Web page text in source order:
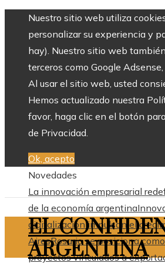
Nuestro sitio web utiliza
personalizar su experiencia y
hay). Nuestro sitio web
terceros como Google
Al usar el sitio web, usted
Hemos actualizado nuestra
favor, haga clic en el botón
de Privacidad.
Ok, acepto
Novedades
La innovación empresarial
de la economía argentina
digitalización impulsan el
AiresRosario se posiciona
proyectos vinculados a
EL
ARGENTINA